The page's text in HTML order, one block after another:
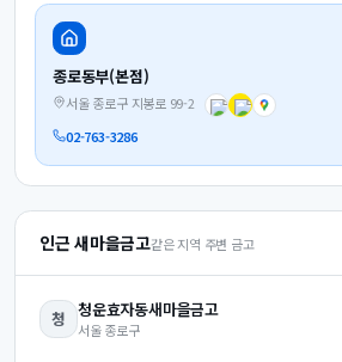
종로동부(본점)
서울 종로구 지봉로 99-2
02-763-3286
인근 새마을금고같은 지역 주변 금고
청 청운효자동새마을금고
서울 종로구